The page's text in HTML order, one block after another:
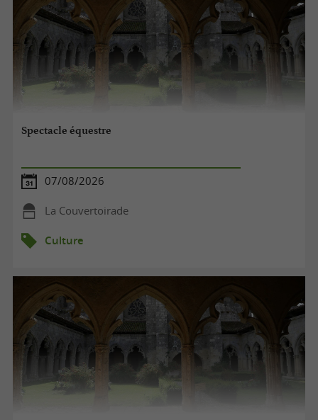
Spectacle équestre
07/08/2026
La Couvertoirade
Culture